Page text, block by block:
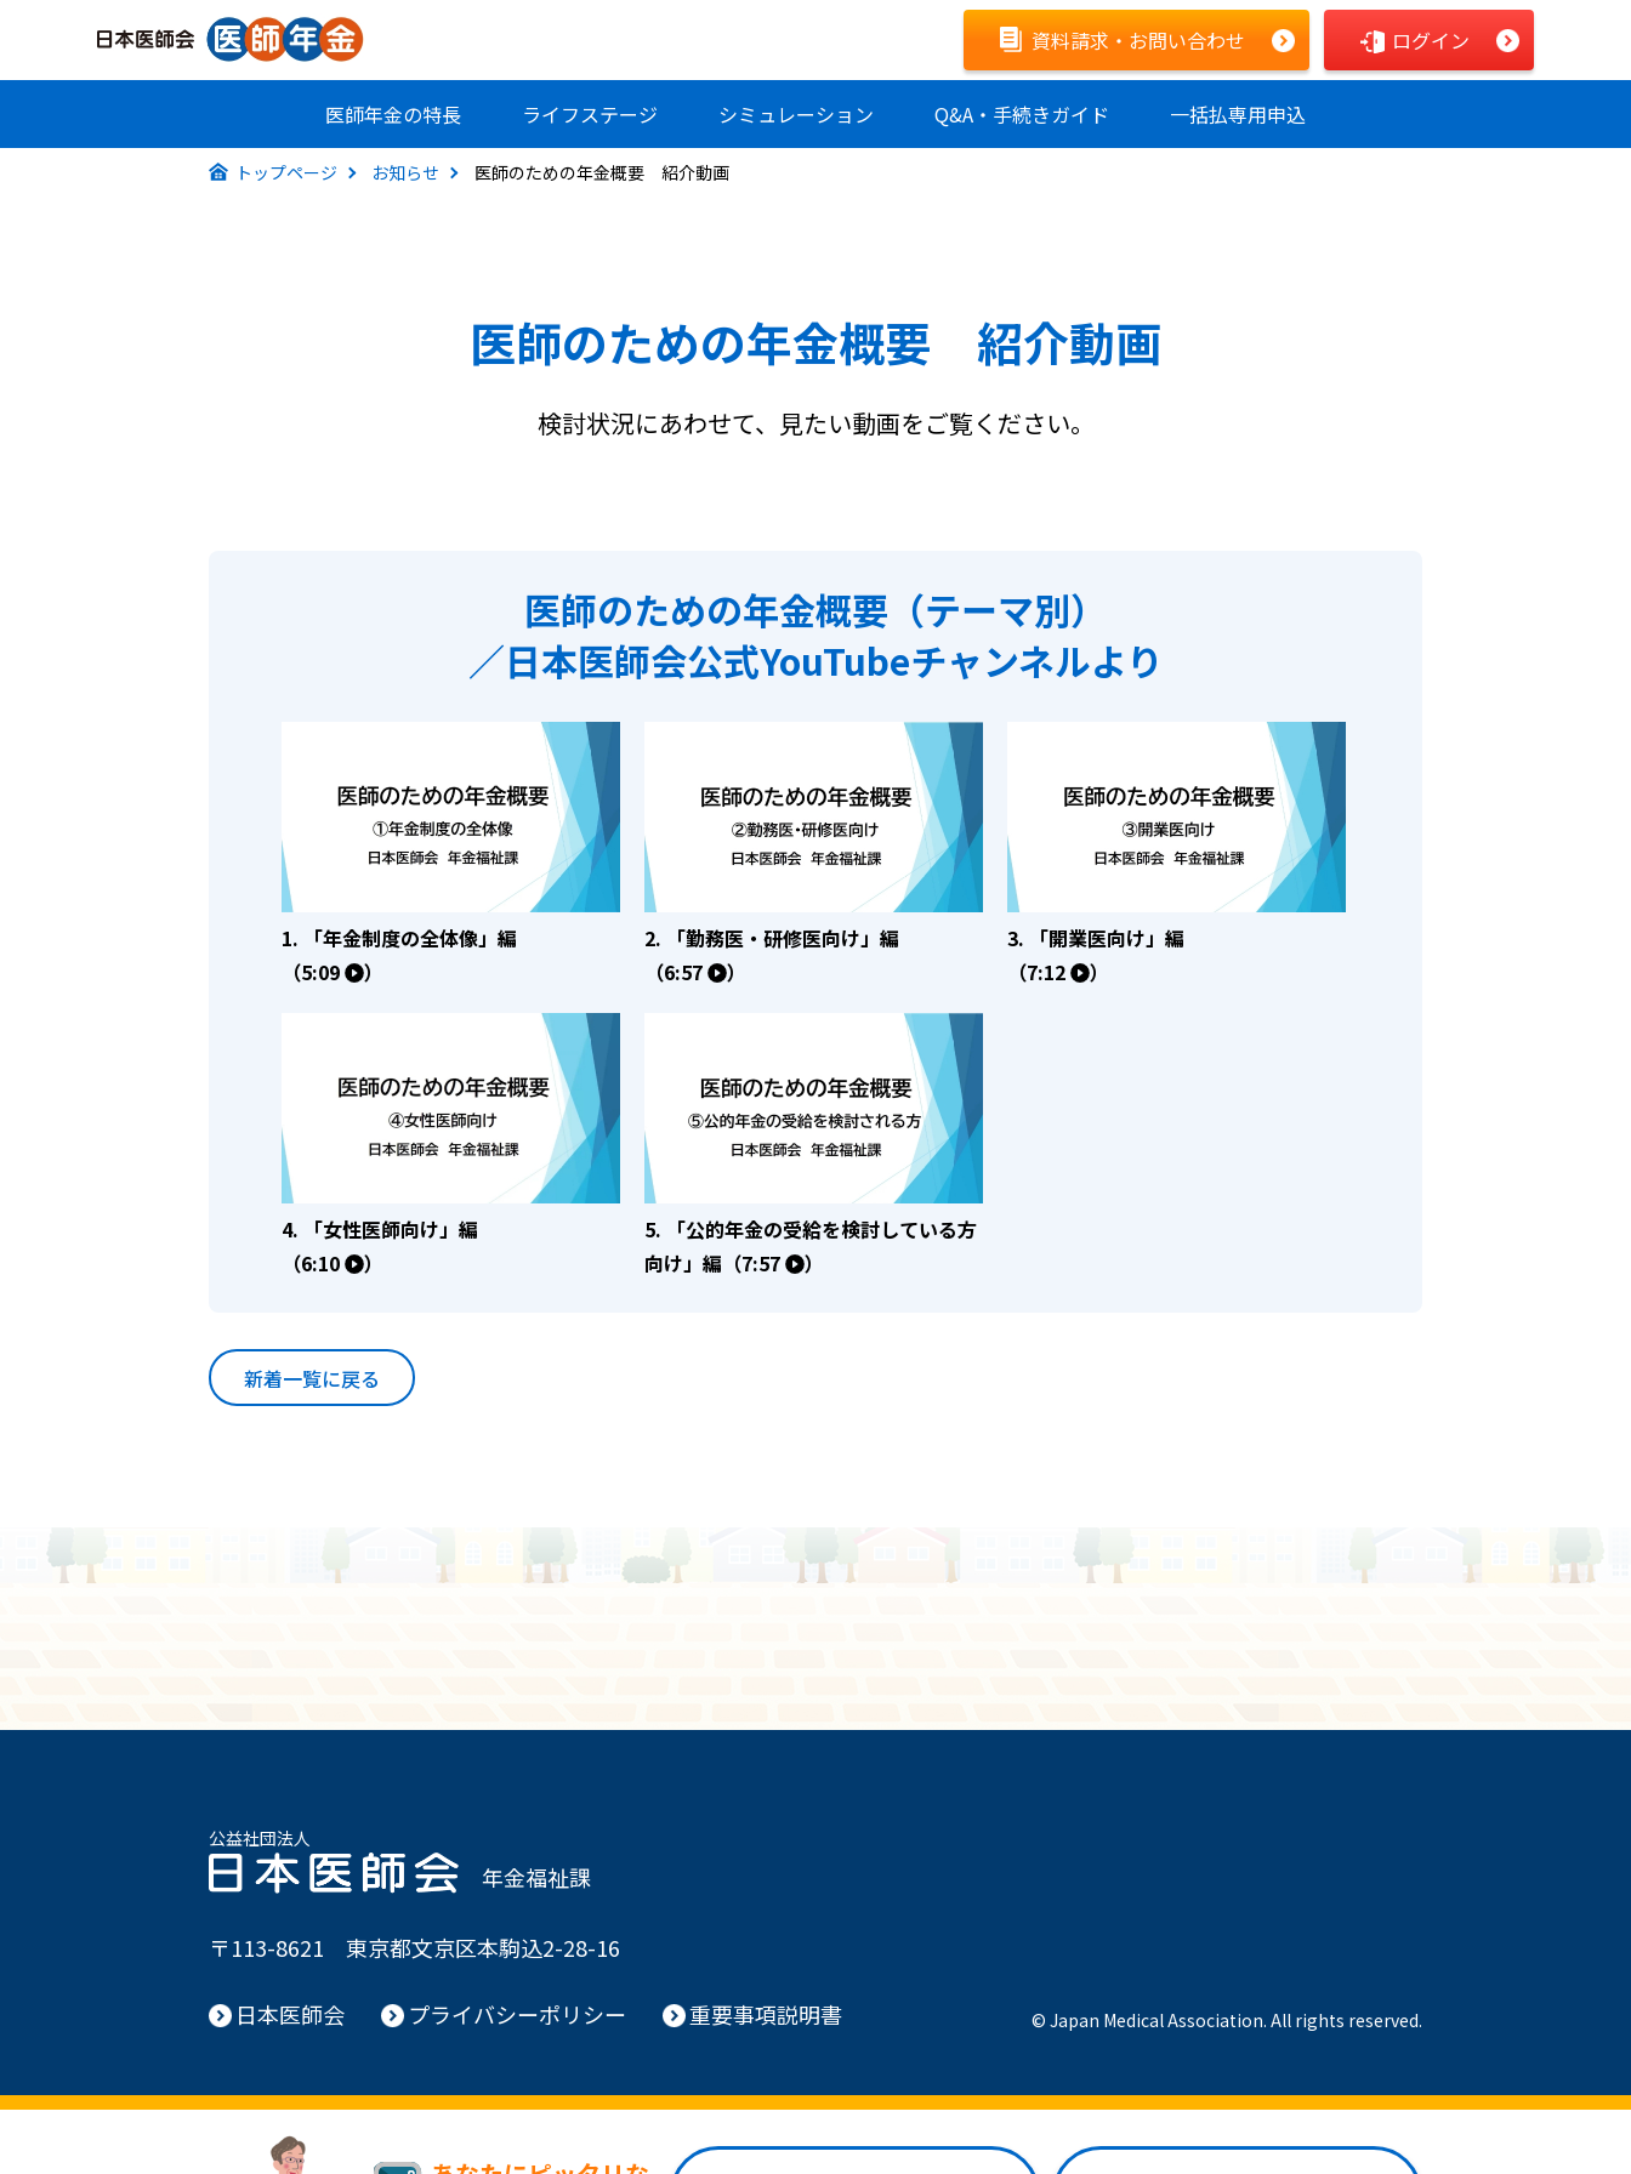
資料請求 ・お問い合わせ ログイン
医師年金の特長 ライフステージ シミュレーション Q&A ・ 手続きガイド 一括払専用申込
トップページ お知らせ 医師のための年金概要 紹介動画
医師のための年金概要 紹介動画
検討状況にあわせて、見たい動画をご覧ください。
医師のための年金概要 （テーマ別）
／日本医師会公式YouTubeチャンネルより
1. 「年金制度の全体像」編
（5:09
）
2. 「勤務医・研修医向け」編
（6:57
）
3. 「開業医向け」編
（7:12
）
4. 「女性医師向け」編
（6:10
）
5. 「公的年金の受給を検討している方
向け」編（7:57
）
新着一覧に戻る
公益社団法人
年金福祉課
〒113-8621 東京都文京区本駒込2-28-16
日本医師会 プライバシーポリシー 重要事項説明書 © Japan Medical Association. All rights reserved.